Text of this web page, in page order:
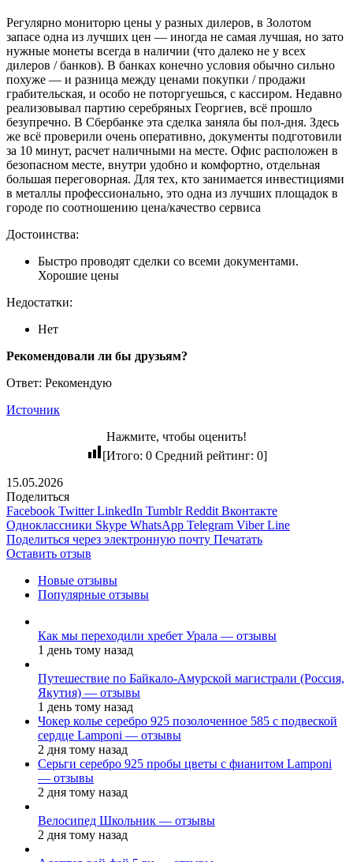
Регулярно мониторю цены у разных дилеров, в Золотом
запасе одна из лучших цен — иногда не самая лучшая, но зато
нужные монеты всегда в наличии (что далеко не у всех
дилеров / банков). В банках конечно условия обычно сильно
похуже — и разница между ценами покупки / продажи
грабительская, и особо не поторгуешься, с кассиром. Недавно
реализовывал партию серебряных Георгиев, всё прошло
безупречно. В Сбербанке эта сделка заняла бы пол-дня. Здесь
же всё проверили очень оперативно, документы подготовили
за 10 минут, расчет наличными на месте. Офис расположен в
безопасном месте, внутри удобно и комфортно, отдельная
большая переговорная. Для тех, кто занимается инвестициями
в металлы профессионально, это одна из лучших площадок в
городе по соотношению цена/качество сервиса
Достоинства:
Быстро проводят сделки со всеми документами.
Хорошие цены
Недостатки:
Нет
Рекомендовали ли бы друзьям?
Ответ: Рекомендую
Источник
Нажмите, чтобы оценить!
[Итого: 0Средний рейтинг: 0]
15.05.2026
Поделиться
Facebook Twitter LinkedIn Tumblr Reddit Вконтакте
Одноклассники Skype WhatsApp Telegram Viber Line
Поделиться через электронную почту Печатать
Оставить отзыв
Новые отзывы
Популярные отзывы
Как мы переходили хребет Урала — отзывы
1 день тому назад
Путешествие по Байкало-Амурской магистрали (Россия,
Якутия) — отзывы
1 день тому назад
Чокер колье серебро 925 позолоченное 585 с подвеской
сердце Lamponi — отзывы
2 дня тому назад
Серьги серебро 925 пробы цветы с фианитом Lamponi
— отзывы
2 дня тому назад
Велосипед Школьник — отзывы
2 дня тому назад